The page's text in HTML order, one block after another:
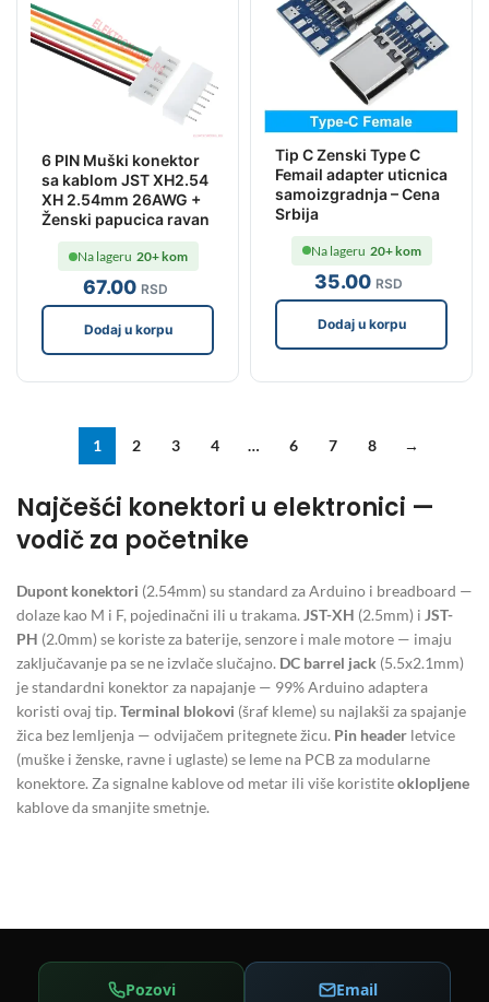
6 PIN Muški konektor
sa kablom JST XH2.54
XH 2.54mm 26AWG +
Ženski papucica ravan
67.00 RSD
Na lageru 20+ kom
Dodaj u korpu
Tip C Zenski Type C
Femail adapter uticnica
samoizgradnja – Cena
Srbija
35.00 RSD
Na lageru 20+ kom
Dodaj u korpu
1 2 3 4 … 6 7 8 →
Najčešći konektori u elektronici —
vodič za početnike
Dupont konektori (2.54mm) su standard za Arduino i breadboard —
dolaze kao M i F, pojedinačni ili u trakama.JST-XH (2.5mm) i JST-
PH (2.0mm) se koriste za baterije, senzore i male motore — imaju
zaključavanje pa se ne izvlače slučajno. DC barrel jack (5.5x2.1mm)
je standardni konektor za napajanje — 99% Arduino adaptera
koristi ovaj tip.Terminal blokovi (šraf kleme) su najlakši za spajanje
žica bez lemljenja — odvijačem pritegnete žicu. Pin header letvice
(muške i ženske, ravne i uglaste) se leme na PCB za modularne
konektore. Za signalne kablove od metar ili više koristiteoklopljene
kablove da smanjite smetnje.
Pozovi Email